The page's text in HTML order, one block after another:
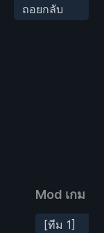
ถอยกลับ
Mod เกม
[ทีม 1]